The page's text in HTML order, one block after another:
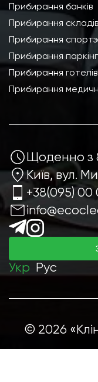
Прибирання банків
Прибирання складів
Прибирання
Прибирання
Прибирання
Прибирання
Щоденно з
Київ, вул.
+38(095) 00
Укр Рус
© 2026